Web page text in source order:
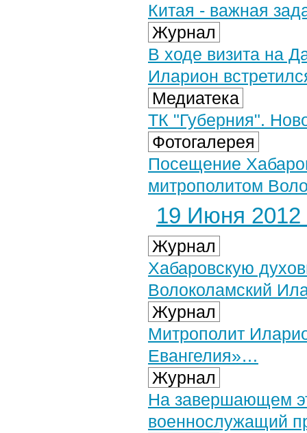
Китая - важная
Журнал
В ходе визита на
Иларион
Медиатека
ТК "Губерния".
Фотогалерея
Посещение
митрополитом
19 Июня 2012
Журнал
Хабаровскую
Волоколамский
Журнал
Митрополит
Евангелия»…
Журнал
На завершающем
военнослужащий